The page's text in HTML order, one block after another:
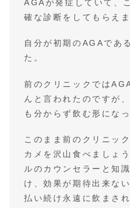
AGAが発症していて、
確な診断をしてもらえま
自分が初期のAGAであ
た。
前のクリニックでは
んと言われたのですが
も分からず飲む形にな
このまま前のクリニッ
カメを沢山食べましょ
ルのカウンセラーと知
け、効果が期待出来な
払い続け永遠に飲まさ